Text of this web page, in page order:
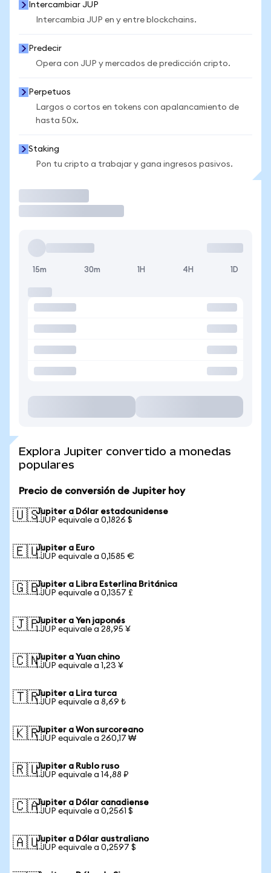
Intercambiar JUP
Intercambia JUP en y entre blockchains.
Predecir
Opera con JUP y mercados de predicción cripto.
Perpetuos
Largos o cortos en tokens con apalancamiento de
hasta 50x.
Staking
Pon tu cripto a trabajar y gana ingresos pasivos.
15m 30m 1H 4H 1D
Explora Jupiter convertido a monedas
populares
Precio de conversión de Jupiter hoy
🇺🇸Jupiter a Dólar estadounidense
1 JUP equivale a 0,1826 $
🇪🇺Jupiter a Euro
1 JUP equivale a 0,1585 €
🇬🇧Jupiter a Libra Esterlina Británica
1 JUP equivale a 0,1357 £
🇯🇵Jupiter a Yen japonés
1 JUP equivale a 28,95 ¥
🇨🇳Jupiter a Yuan chino
1 JUP equivale a 1,23 ¥
🇹🇷Jupiter a Lira turca
1 JUP equivale a 8,69 ₺
🇰🇷Jupiter a Won surcoreano
1 JUP equivale a 260,17 ₩
🇷🇺Jupiter a Rublo ruso
1 JUP equivale a 14,88 ₽
🇨🇦Jupiter a Dólar canadiense
1 JUP equivale a 0,2561 $
🇦🇺Jupiter a Dólar australiano
1 JUP equivale a 0,2597 $